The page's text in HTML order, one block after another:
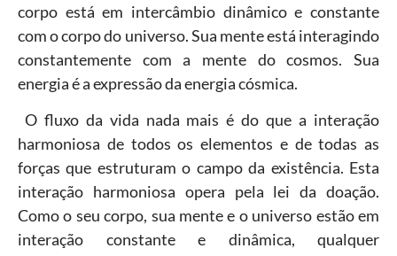
corpo está em intercâmbio dinâmico e constante
com o corpo do universo. Sua mente está interagindo
constantemente com a mente do cosmos. Sua
energia é a expressão da energia cósmica.
O fluxo da vida nada mais é do que a interação
harmoniosa de todos os elementos e de todas as
forças que estruturam o campo da existência. Esta
interação harmoniosa opera pela lei da doação.
Como o seu corpo, sua mente e o universo estão em
interação constante e dinâmica, qualquer